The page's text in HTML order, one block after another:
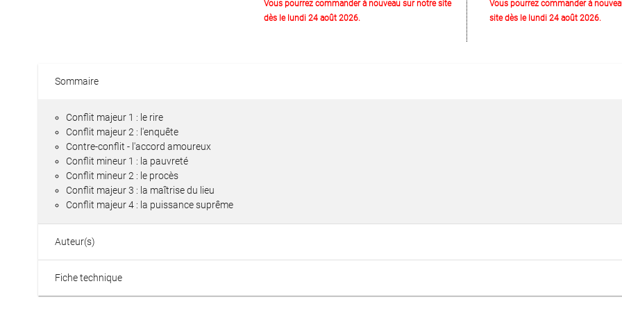
Vous pourrez commander à nouveau sur notre site
dès le lundi 24 août 2026.
Vous pourrez commander à
site dès le lundi 24 août 2026.
Sommaire
Conflit majeur 1 : le rire
Conflit majeur 2 : l'enquête
Contre-conflit - l'accord amoureux
Conflit mineur 1 : la pauvreté
Conflit mineur 2 : le procès
Conflit majeur 3 : la maîtrise du lieu
Conflit majeur 4 : la puissance suprême
Auteur(s)
Fiche technique